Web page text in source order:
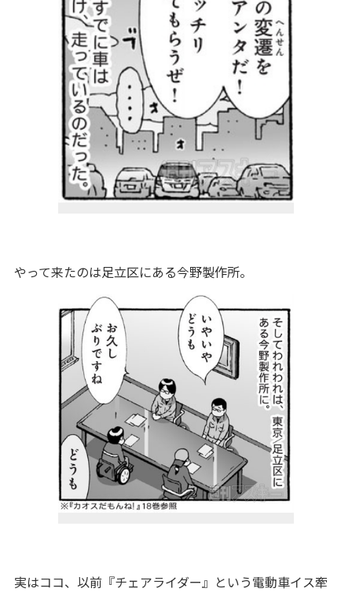
やって来たのは足立区にある今野製作所。
実はココ、以前『チェアライダー』という電動車イス牽